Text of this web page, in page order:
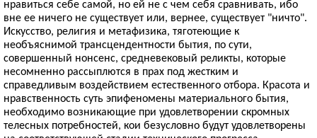
нравиться себе самой, но ей не с чем себя сравнивать, ибо
вне ее ничего не существует или, вернее, существует "ничто".
Искусство, религия и метафизика, тяготеющие к
необъяснимой трансцендентности бытия, по сути,
совершенный нонсенс, средневековый реликты, которые
несомненно рассыплются в прах под жестким и
справедливым воздействием естественного отбора. Красота и
нравственность суть эпифеномены материального бытия,
необходимо возникающие при удовлетворении скромных
телесных потребностей, кои безусловно будут удовлетворены